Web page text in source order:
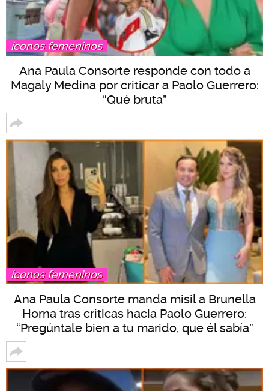
íconos femeninos
Ana Paula Consorte responde con todo a
Magaly Medina por criticar a Paolo Guerrero:
“Qué bruta”
íconos femeninos
Ana Paula Consorte manda misil a Brunella
Horna tras críticas hacia Paolo Guerrero:
“Pregúntale bien a tu marido, que él sabía”